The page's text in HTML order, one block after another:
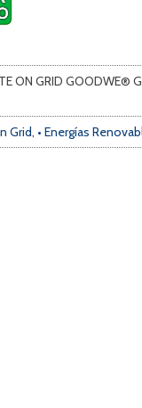
ON GRID
Grid, • Energías